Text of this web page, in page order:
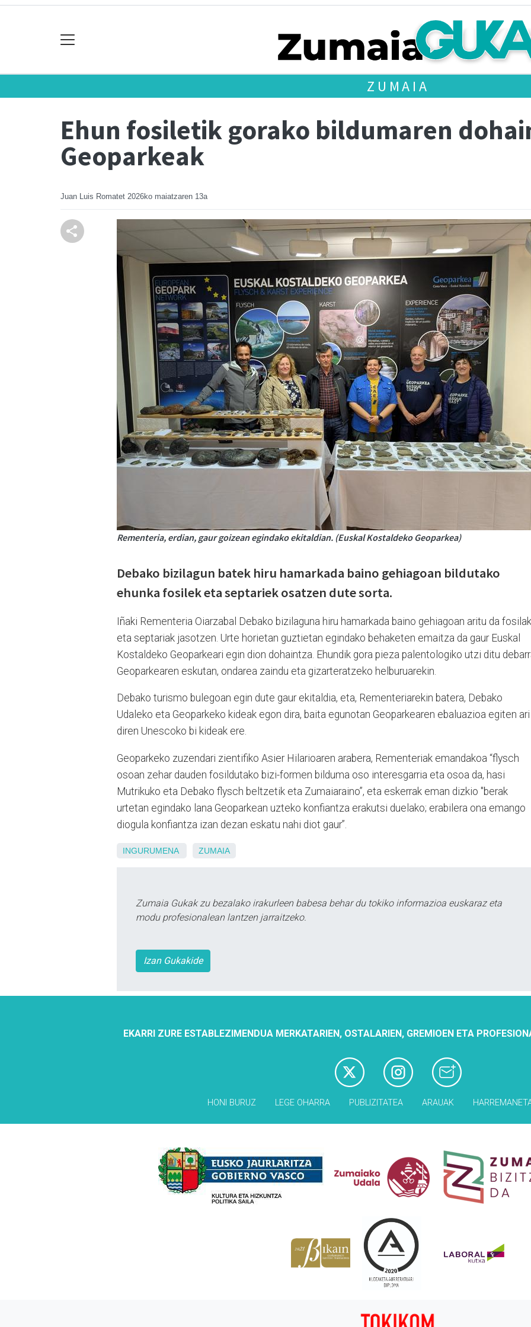
ZUMAIA
Ehun fosiletik gorako bildumaren
Geoparkeak
Juan Luis Romatet 2026ko maiatzaren 13a
Rementeria, erdian, gaur goizean egindako ekitaldian. (Euskal Kostaldeko Geoparkea)
Debako bizilagun batek hiru hamarkada baino gehiagoan bildutako
ehunka fosilek eta septariek osatzen dute sorta.
Iñaki Rementeria Oiarzabal Debako bizilaguna hiru hamarkada baino gehiagoan aritu da fosilak
eta septariak jasotzen. Urte horietan guztietan egindako behaketen emaitza da gaur Euskal
Kostaldeko Geoparkeari egin dion dohaintza. Ehundik gora pieza palentologiko utzi ditu
Geoparkearen eskutan, ondarea zaindu eta gizarteratzeko helburuarekin.
Debako turismo bulegoan egin dute gaur ekitaldia, eta, Rementeriarekin batera, Debako
Udaleko eta Geoparkeko kideak egon dira, baita egunotan Geoparkearen ebaluazioa egiten ari
diren Unescoko bi kideak ere.
Geoparkeko zuzendari zientifiko Asier Hilarioaren arabera, Rementeriak emandakoa “flysch
osoan zehar dauden fosildutako bizi-formen bilduma oso interesgarria eta osoa da, hasi
Mutrikuko eta Debako flysch beltzetik eta Zumaiaraino”, eta eskerrak eman dizkio "berak
urtetan egindako lana Geoparkean uzteko konfiantza erakutsi duelako; erabilera ona emango
diogula konfiantza izan dezan eskatu nahi diot gaur”.
INGURUMENA ZUMAIA
Zumaia Gukak zu bezalako irakurleen babesa behar du tokiko informazioa euskaraz eta
modu profesionalean lantzen jarraitzeko.
Izan Gukakide
EKARRI ZURE ESTABLEZIMENDUA MERKATARIEN, OSTALARIEN, GREMIOEN ETA
HONI BURUZ LEGE OHARRA PUBLIZITATEA ARAUAK